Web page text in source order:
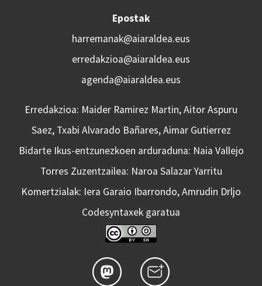
Epostak
harremanak@aiaraldea.eus
erredakzioa@aiaraldea.eus
agenda@aiaraldea.eus
Erredakzioa: Maider Ramirez Martin, Aitor Aspuru
Saez, Txabi Alvarado Bañares, Aimar Gutierrez
Bidarte Ikus-entzunezkoen arduraduna: Naia Vallejo
Torres Zuzentzailea: Naroa Salazar Yarritu
Komertzialak: Iera Garaio Ibarrondo, Amrudin Drljo
Codesyntaxek garatua